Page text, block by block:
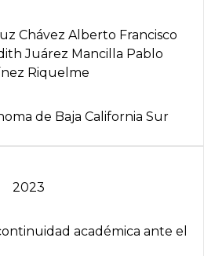
Chávez Alberto Francisco
Juárez Mancilla Pablo
Riquelme
de Baja California Sur
2023
académica ante el